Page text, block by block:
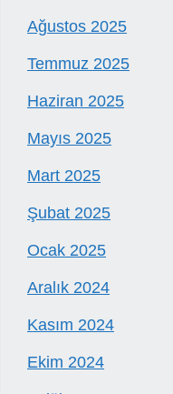
Ağustos 2025
Temmuz 2025
Haziran 2025
Mayıs 2025
Mart 2025
Şubat 2025
Ocak 2025
Aralık 2024
Kasım 2024
Ekim 2024